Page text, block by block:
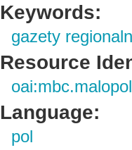
Keywords:
gazety
Resource
Language:
pol